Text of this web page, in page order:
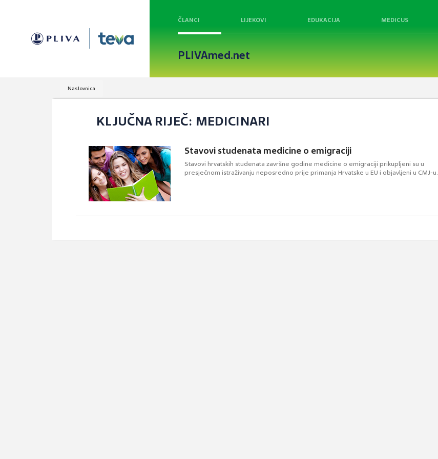
ČLANCI LIJEKOVI EDUKACIJA MEDICUS
PLIVAmed.net
Naslovnica
KLJUČNA RIJEČ: MEDICINARI
Stavovi studenata medicine o emigraciji
Stavovi hrvatskih studenata završne godine medicine o emigraciji prikupljeni su u
presječnom istraživanju neposredno prije primanja Hrvatske u EU i objavljeni u CMJ-u.